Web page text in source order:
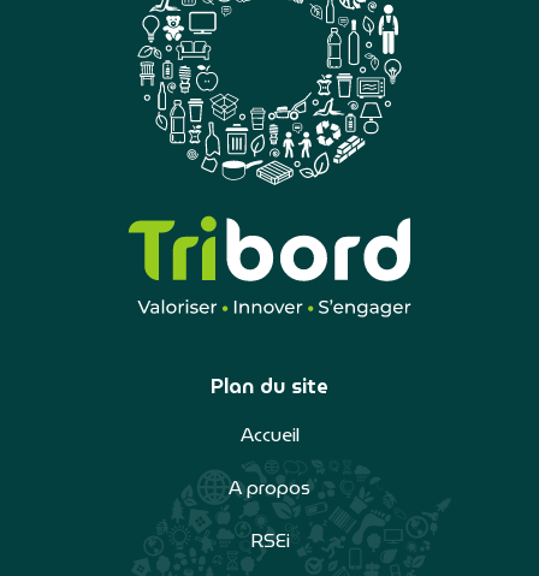
Plan du site
Accueil
A propos
RSEi